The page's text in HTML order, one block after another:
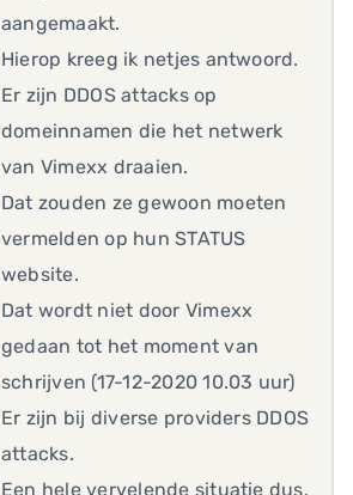
aangemaakt.
Hierop kreeg ik netjes antwoord.
Er zijn DDOS attacks op
domeinnamen die het netwerk
van Vimexx draaien.
Dat zouden ze gewoon moeten
vermelden op hun STATUS
website.
Dat wordt niet door Vimexx
gedaan tot het moment van
schrijven (17-12-2020 10.03 uur)
Er zijn bij diverse providers DDOS
attacks.
Een hele vervelende situatie dus.